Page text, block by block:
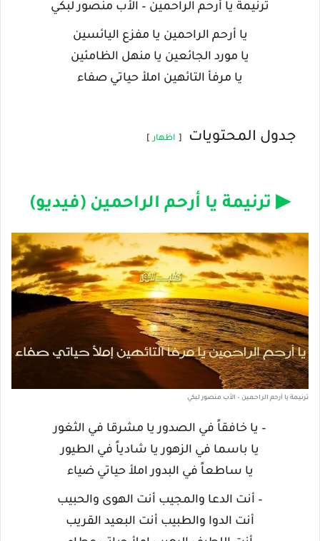
ترنيمة يا أرحم الراحمين – الأب منصور لبكي
يا أرحم الراحمين يا مفزع اليائسين
يا مورد الجائعين يا منهل الظامئين
يا مرفأ التائهين املأ حياتي صفاء
جدول المحتويات اظهار
▶ ترنيمة يا أرحم الراحمين (فيديو)
ترنيمة يا أرحم الراحمين – الأب منصور لبكي
– يا خافقاً في الصدور يا مشرقا في الثغور
يا باسما في الزهور يا شادياً في الطيور
يا ساطعاً في البدور املأ حياتي ضياء
– أنت الدعا والمجيب أنت الهوى والحبيب
أنت الدوا والطبيب أنت البعيد القريب